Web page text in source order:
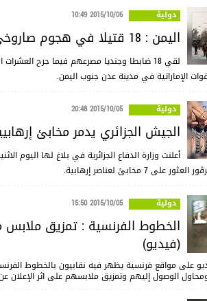
دولية 2015/10/06 10:49
اليمن : 18 قتيلا في هجوم صاروخي استهدف مقر الحكومة
لقي 18 ضابطا وجنديا مصرعهم فيما جرح
الإماراتية في مدينة عدن جنوب اليمن.
دولية 2015/10/05 20:48
الجيش الجزائري يدمر مخابئ إرهابيين
أعلنت وزارة الدفاع الجزائرية في بلاغ لها اليوم
مخابئ لعناصر إرهابية.
دولية 2015/10/05 15:50
الخطوط الفرنسية : تمزيق ملابس
(فيديو)
على مواقع فرنسية يظهر فيه نقابيون بالخطوط
الوصول إليهم وتمزيق ملابسهم على اثر الإعلان